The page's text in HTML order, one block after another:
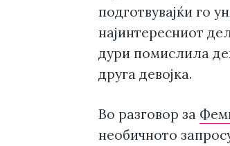
подготвувајќи го
најинтересниот
дури помислила
друга девојка.
Во разговор за
необичното